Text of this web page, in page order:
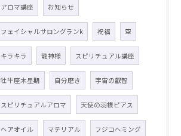
アロマ講座 お知らせ
フェイシャルサロングランk 祝福 空
キラキラ 龍神様 スピリチュアル講座
牡牛座木星期 自分磨き 宇宙の叡智
スピリチュアルアロマ 天使の羽根ピアス
ヘアオイル マテリアル フジコヘミング